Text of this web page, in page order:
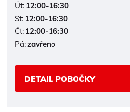
Út: 12:00-16:30
St: 12:00-16:30
Čt: 12:00-16:30
Pá: zavřeno
DETAIL POBOČKY